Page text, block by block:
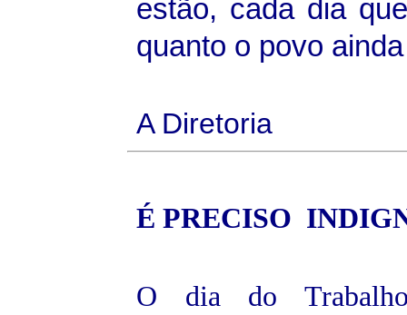
estão, cada dia
quanto o povo
A Diretoria
É PRECISO
O dia do